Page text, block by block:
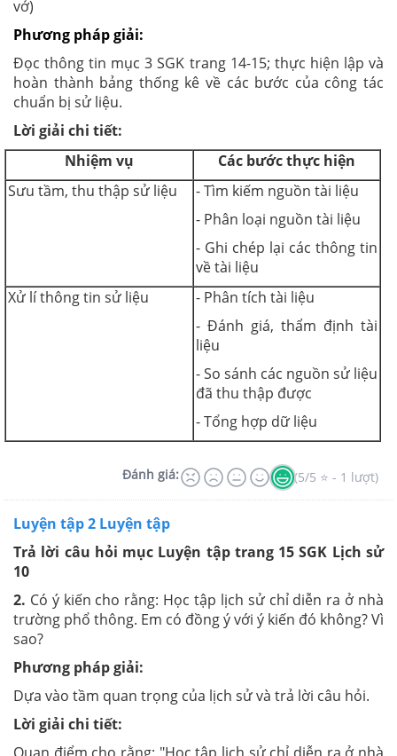
vở)
Phương pháp giải:
Đọc thông tin mục 3 SGK trang 14-15; thực hiện lập và
hoàn thành bảng thống kê về các bước của công tác
chuẩn bị sử liệu.
Lời giải chi tiết:
Nhiệm vụ
Các bước thực hiện
Sưu tầm, thu thập sử liệu
- Tìm kiếm nguồn tài liệu
- Phân loại nguồn tài liệu
- Ghi chép lại các thông tin
về tài liệu
Xử lí thông tin sử liệu
- Phân tích tài liệu
- Đánh giá, thẩm định tài
liệu
- So sánh các nguồn sử liệu
đã thu thập được
- Tổng hợp dữ liệu
Đánh giá: (5/5 ⭐ - 1 lượt)
Luyện tập 2 Luyện tập
Trả lời câu hỏi mục Luyện tập trang 15 SGK Lịch sử
10
2. Có ý kiến cho rằng: Học tập lịch sử chỉ diễn ra ở nhà
trường phổ thông. Em có đồng ý với ý kiến đó không? Vì
sao?
Phương pháp giải:
Dựa vào tầm quan trọng của lịch sử và trả lời câu hỏi.
Lời giải chi tiết: